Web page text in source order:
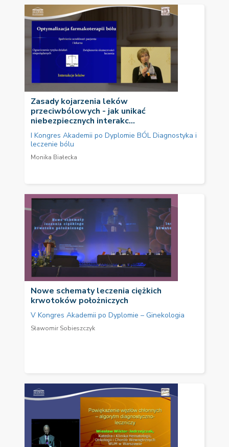
Zasady kojarzenia leków
przeciwbólowych - jak unikać
niebezpiecznych interakc...
I Kongres Akademii po Dyplomie BÓL Diagnostyka i
leczenie bólu
Monika Białecka
Nowe schematy leczenia ciężkich
krwotoków położniczych
V Kongres Akademii po Dyplomie – Ginekologia
Sławomir Sobieszczyk